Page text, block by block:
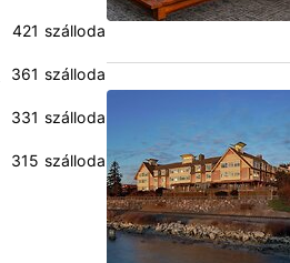
421 szálloda
361 szálloda
331 szálloda
315 szálloda